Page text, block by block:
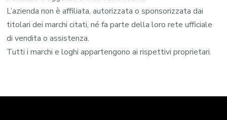
L’azienda non è affiliata, autorizzata o sponsorizzata dai
titolari dei marchi citati, né fa parte della loro rete ufficiale
di vendita o assistenza.
Tutti i marchi e loghi appartengono ai rispettivi proprietari.